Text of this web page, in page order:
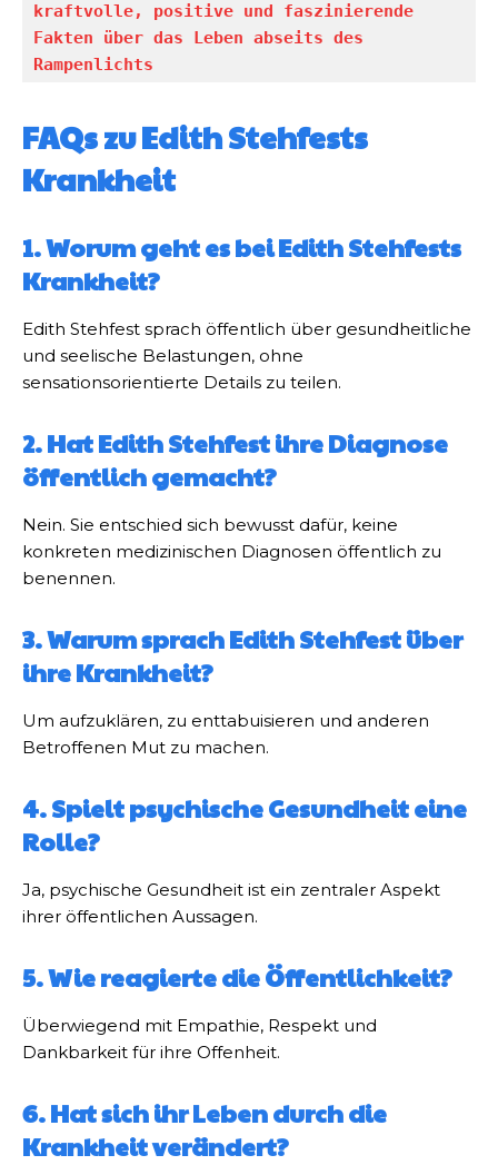
kraftvolle, positive und faszinierende
Fakten über das Leben abseits des
Rampenlichts
FAQs zu Edith Stehfests
Krankheit
1. Worum geht es bei Edith Stehfests
Krankheit?
Edith Stehfest sprach öffentlich über gesundheitliche
und seelische Belastungen, ohne
sensationsorientierte Details zu teilen.
2. Hat Edith Stehfest ihre Diagnose
öffentlich gemacht?
Nein. Sie entschied sich bewusst dafür, keine
konkreten medizinischen Diagnosen öffentlich zu
benennen.
3. Warum sprach Edith Stehfest über
ihre Krankheit?
Um aufzuklären, zu enttabuisieren und anderen
Betroffenen Mut zu machen.
4. Spielt psychische Gesundheit eine
Rolle?
Ja, psychische Gesundheit ist ein zentraler Aspekt
ihrer öffentlichen Aussagen.
5. Wie reagierte die Öffentlichkeit?
Überwiegend mit Empathie, Respekt und
Dankbarkeit für ihre Offenheit.
6. Hat sich ihr Leben durch die
Krankheit verändert?